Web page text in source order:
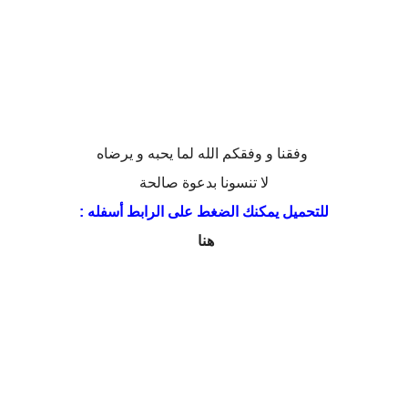
وفقنا و وفقكم الله لما يحبه و يرضاه
لا تنسونا بدعوة صالحة
للتحميل يمكنك الضغط على الرابط أسفله :
هنا